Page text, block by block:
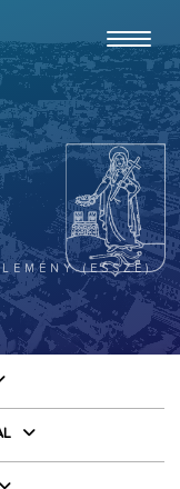
(ESSZÉ)